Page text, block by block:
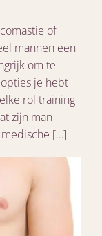
of
mannen een
om te
je hebt
rol training
zijn man
[…]